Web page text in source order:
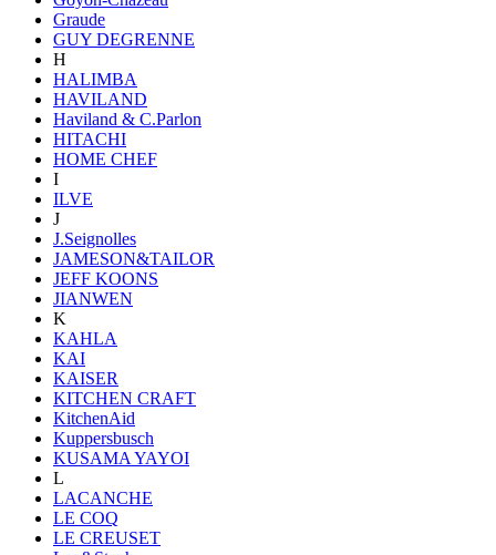
Graude
GUY DEGRENNE
H
HALIMBA
HAVILAND
Haviland & C.Parlon
HITACHI
HOME CHEF
I
ILVE
J
J.Seignolles
JAMESON&TAILOR
JEFF KOONS
JIANWEN
K
KAHLA
KAI
KAISER
KITCHEN CRAFT
KitchenAid
Kuppersbusch
KUSAMA YAYOI
L
LACANCHE
LE COQ
LE CREUSET